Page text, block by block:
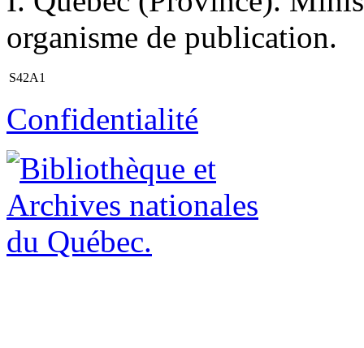
organisme de publication.
S42A1
Confidentialité